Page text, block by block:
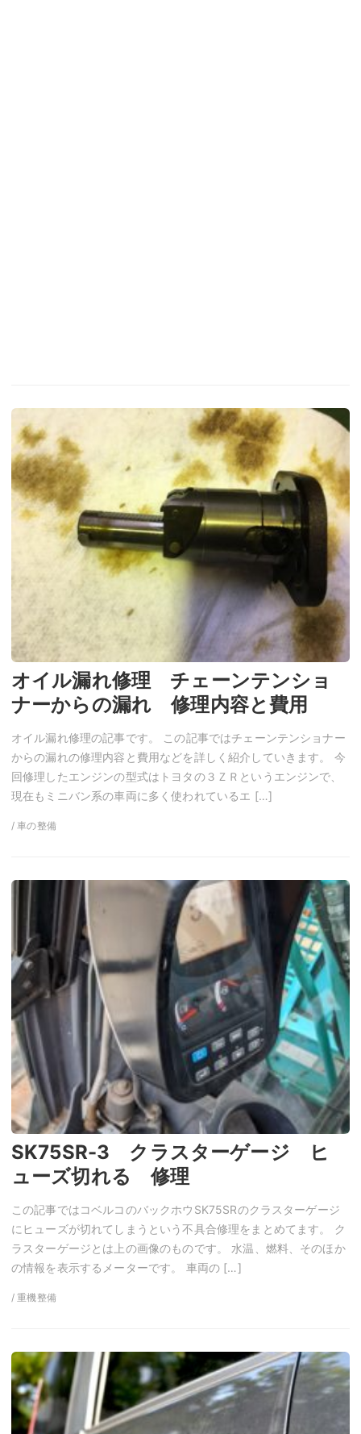
オイル漏れ修理 チェーンテンショ
ナーからの漏れ 修理内容と費用
オイル漏れ修理の記事です。 この記事ではチェーンテンショナー
からの漏れの修理内容と費用などを詳しく紹介していきます。 今
回修理したエンジンの型式はトヨタの３ＺＲというエンジンで、
現在もミニバン系の車両に多く使われているエ […]
/ 車の整備
SK75SR-3 クラスターゲージ ヒ
ューズ切れる 修理
この記事ではコベルコのバックホウSK75SRのクラスターゲージ
にヒューズが切れてしまうという不具合修理をまとめてます。 ク
ラスターゲージとは上の画像のものです。 水温、燃料、そのほか
の情報を表示するメーターです。 車両の […]
/ 重機整備